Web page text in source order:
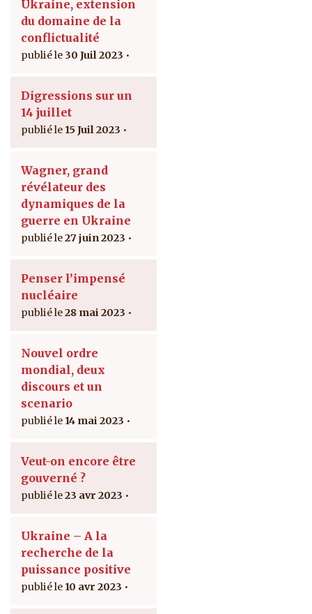
Ukraine, extension
du domaine de la
conflictualité
30 Juil 2023
Digressions sur un
14 juillet
15 Juil 2023
Wagner, grand
révélateur des
dynamiques de la
guerre en Ukraine
27 juin 2023
Penser l’impensé
nucléaire
28 mai 2023
Nouvel ordre
mondial, deux
discours et un
scenario
14 mai 2023
Veut-on encore être
gouverné ?
23 avr 2023
Ukraine – A la
recherche de la
puissance positive
10 avr 2023